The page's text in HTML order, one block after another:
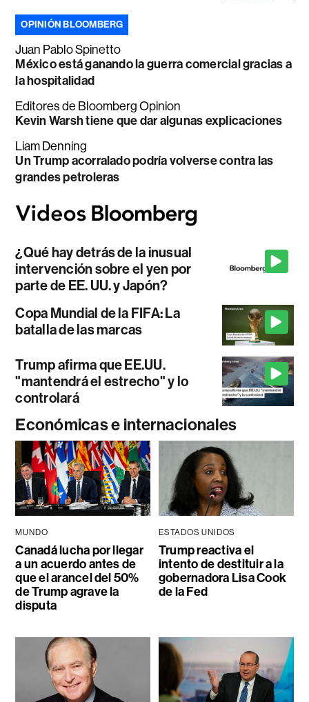
OPINIÓN BLOOMBERG
Juan Pablo Spinetto
México está ganando la guerra comercial gracias a
la hospitalidad
Editores de Bloomberg Opinion
Kevin Warsh tiene que dar algunas explicaciones
Liam Denning
Un Trump acorralado podría volverse contra las
grandes petroleras
¿Qué hay detrás de la inusual
intervención sobre el yen por
parte de EE. UU. y Japón?
Copa Mundial de la FIFA: La
batalla de las marcas
Trump afirma que EE.UU.
"mantendrá el estrecho" y lo
controlará
Económicas e internacionales
MUNDO
Canadá lucha por llegar
a un acuerdo antes de
que el arancel del 50%
de Trump agrave la
disputa
ESTADOS UNIDOS
Trump reactiva el
intento de destituir a la
gobernadora Lisa Cook
de la Fed